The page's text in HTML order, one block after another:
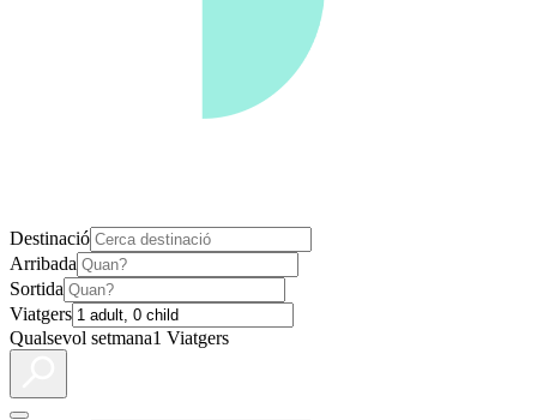
Destinació
Arribada
Sortida
Viatgers
Qualsevol setmana1 Viatgers